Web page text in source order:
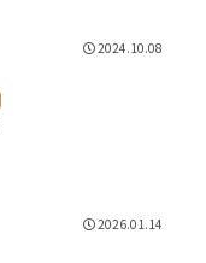
2024.10.08
2026.01.14